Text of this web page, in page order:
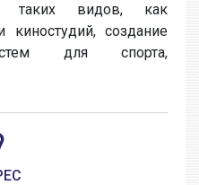
таких видов, как
киностудий, создание
для спорта,